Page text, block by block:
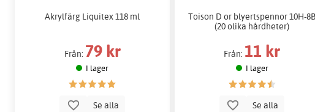
Akrylfärg Liquitex 118 ml
Från: 79 kr
I lager
Se alla
Toison D or blyertspennor 10H-8B
(20 olika hårdheter)
Från: 11 kr
I lager
Se alla